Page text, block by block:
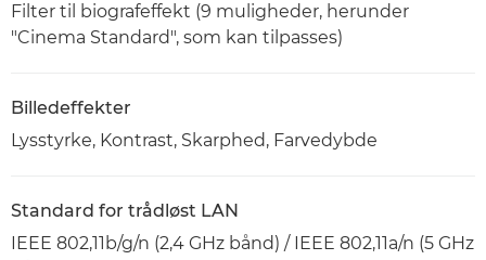
Filter til biografeffekt (9 muligheder, herunder
"Cinema Standard", som kan tilpasses)
Billedeffekter
Lysstyrke, Kontrast, Skarphed, Farvedybde
Standard for trådløst LAN
IEEE 802,11b/g/n (2,4 GHz bånd) / IEEE 802,11a/n (5 GHz